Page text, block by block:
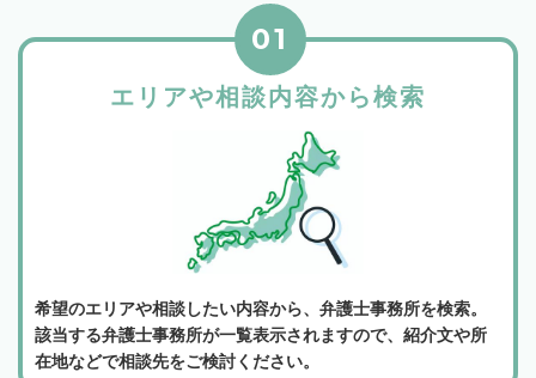
エリアや相談内容から検索
01
希望のエリアや相談したい内容から、弁護士事務所を検索。
該当する弁護士事務所が一覧表示されますので、紹介文や所
在地などで相談先をご検討ください。